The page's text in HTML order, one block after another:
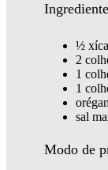
½
2
1
1
sal
Modo de